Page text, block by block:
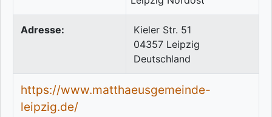
Adresse:
Kieler Str. 51
04357 Leipzig
Deutschland
https://www.matthaeusgemeinde-
leipzig.de/